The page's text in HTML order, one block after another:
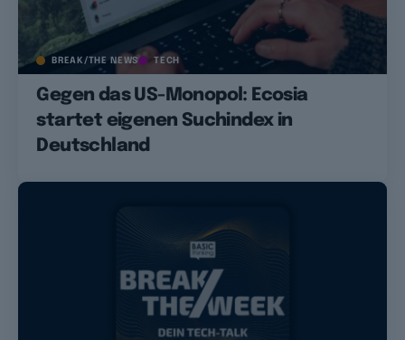
BREAK/THE NEWS TECH
Gegen das US-Monopol: Ecosia
startet eigenen Suchindex in
Deutschland